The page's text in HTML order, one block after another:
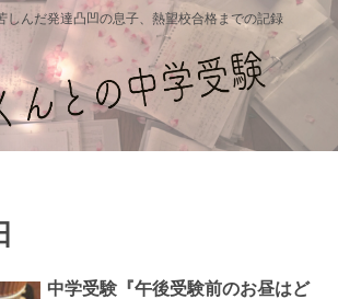
しんだ発達凸凹の息子、熱望校合格までの記録
中学受験『午後受験前のお昼はど